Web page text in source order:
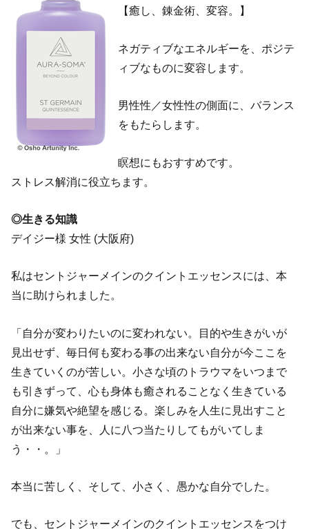
【癒し、錬金術、変容。】
ネガティブなエネルギーを、ポジテ
ィブなものに変容します。
男性性／女性性の側面に、バランス
をもたらします。
瞑想にもおすすめです。
ストレス解消に役立ちます。
◎生きる知識
デイジー様 女性 (大阪府)
私はセントジャーメインのクイントエッセンスには、本
当に助けられました。
「自分が変わりたいのに変われない。目的や生きがいが
見出せず、毎日何も変わる事の出来ない自分が今ここを
生きていくのが苦しい。小さな頃のトラウマをいつまで
も引きずって、心も身体も癒されることなく生きている
自分に嫌気や絶望を感じる。楽しみを人生に見出すこと
が出来ない事を、人に八つ当たりしてもがいてしま
う・・。」
本当に苦しく、そして、小さく、愚かな自分でした。
でも、セントジャーメインのクイントエッセンスをつけ